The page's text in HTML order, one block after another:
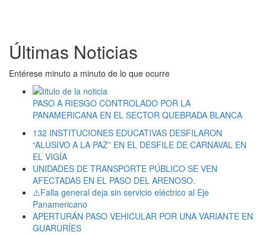
Últimas Noticias
Entérese minuto a minuto de lo que ocurre
PASO A RIESGO CONTROLADO POR LA
PANAMERICANA EN EL SECTOR QUEBRADA BLANCA
132 INSTITUCIONES EDUCATIVAS DESFILARON
“ALUSIVO A LA PAZ” EN EL DESFILE DE CARNAVAL EN
EL VIGÍA
UNIDADES DE TRANSPORTE PÚBLICO SE VEN
AFECTADAS EN EL PASO DEL ARENOSO.
⚠️Falla general deja sin servicio eléctrico al Eje
Panamericano
APERTURÁN PASO VEHICULAR POR UNA VARIANTE EN
GUARURÍES